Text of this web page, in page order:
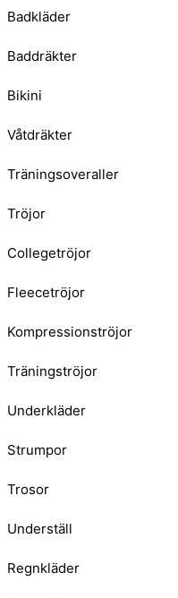
Badkläder
Baddräkter
Bikini
Våtdräkter
Träningsoveraller
Tröjor
Collegetröjor
Fleecetröjor
Kompressionströjor
Träningströjor
Underkläder
Strumpor
Trosor
Underställ
Regnkläder